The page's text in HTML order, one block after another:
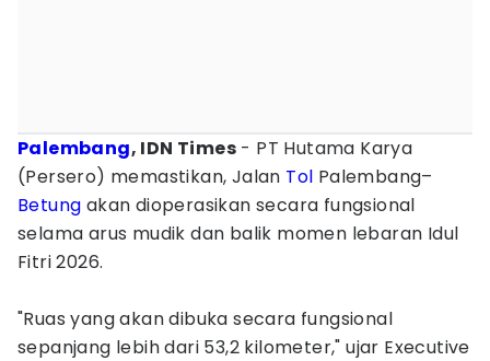
Palembang, IDN Times - PT Hutama Karya
(Persero) memastikan, Jalan Tol Palembang–
Betung akan dioperasikan secara fungsional
selama arus mudik dan balik momen lebaran Idul
Fitri 2026.
"Ruas yang akan dibuka secara fungsional
sepanjang lebih dari 53,2 kilometer," ujar Executive